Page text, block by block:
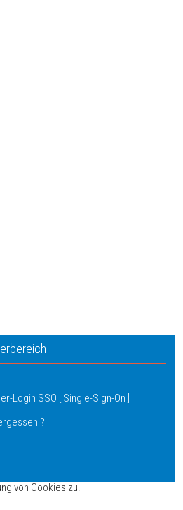
Login SSO [ Single-Sign-On ]
?
von Cookies zu.